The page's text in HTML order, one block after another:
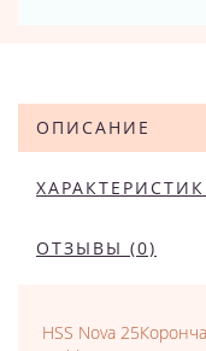
ОПИСАНИЕ
ОТЗЫВЫ (0)
HSS Nova